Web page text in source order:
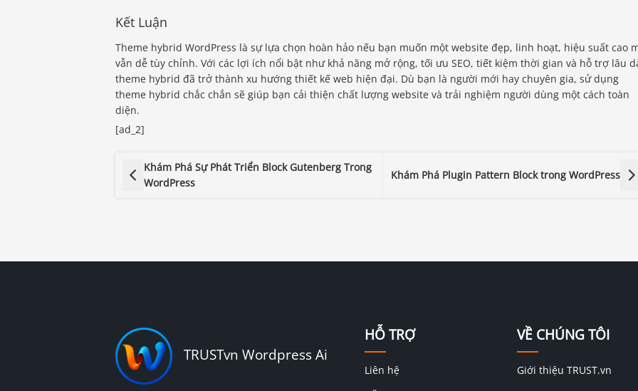
Kết Luận
Theme hybrid WordPress là sự lựa chọn hoàn hảo nếu bạn muốn một website đẹp, linh hoạt, hiệu suất cao
vẫn dễ tùy chỉnh. Với các lợi ích nổi bật như khả năng mở rộng, tối ưu SEO, tiết kiệm thời gian và hỗ trợ lâu
theme hybrid đã trở thành xu hướng thiết kế web hiện đại. Dù bạn là người mới hay chuyên gia, sử dụng
theme hybrid chắc chắn sẽ giúp bạn cải thiện chất lượng website và trải nghiệm người dùng một cách toàn
diện.
[ad_2]
Khám Phá Sự Phát Triển Block Gutenberg Trong
WordPress
Khám Phá Plugin Pattern Block trong WordPress
TRUSTvn Wordpress Ai
HỖ TRỢ
Liên hệ
VỀ CHÚNG TÔI
Giới thiệu TRUST.vn